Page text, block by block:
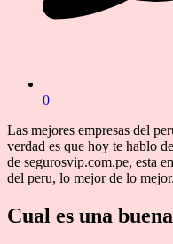
0
Las mejores empresas del
verdad es que hoy te hablo
de segurosvip.com.pe, esta
del peru, lo mejor de lo mejor.
Cual es una